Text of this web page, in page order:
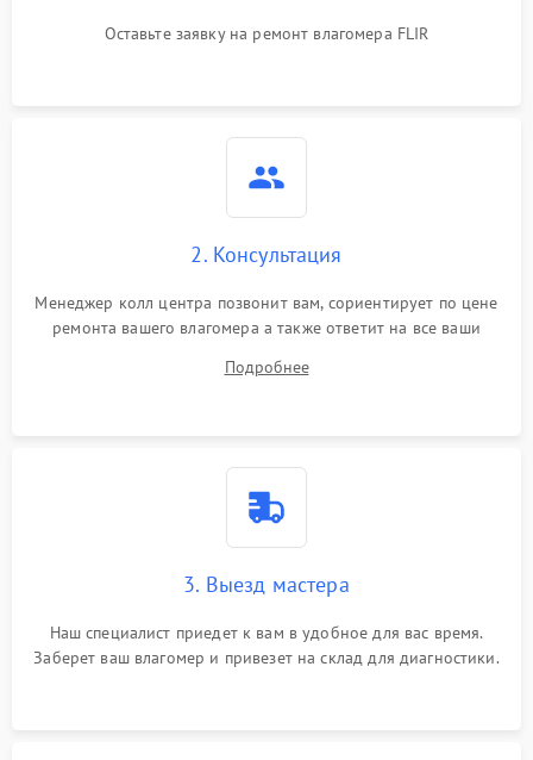
Оставьте заявку на ремонт влагомера FLIR
2. Консультация
Менеджер колл центра позвонит вам, сориентирует по цене
ремонта вашего влагомера а также ответит на все ваши
Подробнее
3. Выезд мастера
Наш специалист приедет к вам в удобное для вас время.
Заберет ваш влагомер и привезет на склад для диагностики.